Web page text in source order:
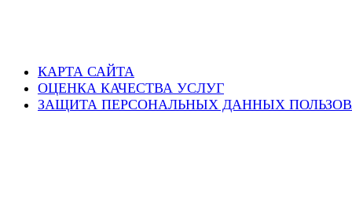
КАРТА САЙТА
ОЦЕНКА КАЧЕСТВА УСЛУГ
ЗАЩИТА ПЕРСОНАЛЬНЫХ ДАННЫХ